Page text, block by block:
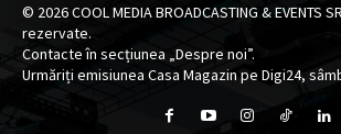
© 2026COOL MEDIA BROADCASTING & EVENTS
rezervate.
Contacte în secțiunea „Despre noi”.
Urmăriți emisiunea Casa Magazin pe Digi24,